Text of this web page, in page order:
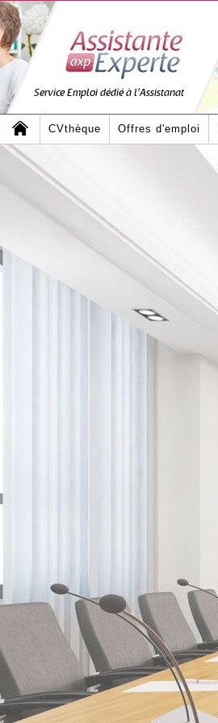
Service Emploi dédié à l'Assistanat
CVthèque Offres d'emploi